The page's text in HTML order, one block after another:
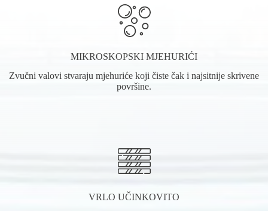
MIKROSKOPSKI MJEHURIĆI
Zvučni valovi stvaraju mjehuriće koji čiste čak i najsitnije skrivene
površine.
VRLO UČINKOVITO